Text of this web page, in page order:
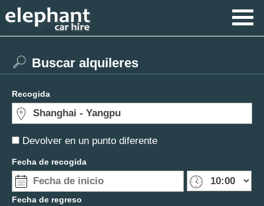
Devolver en un punto diferente
Buscar alquileres
Recogida
Fecha de recogida
Fecha de regreso